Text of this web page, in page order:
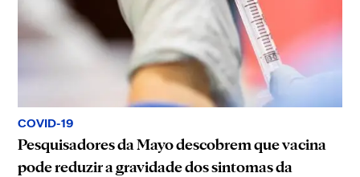
COVID-19
Pesquisadores da Mayo descobrem que vacina
pode reduzir a gravidade dos sintomas da